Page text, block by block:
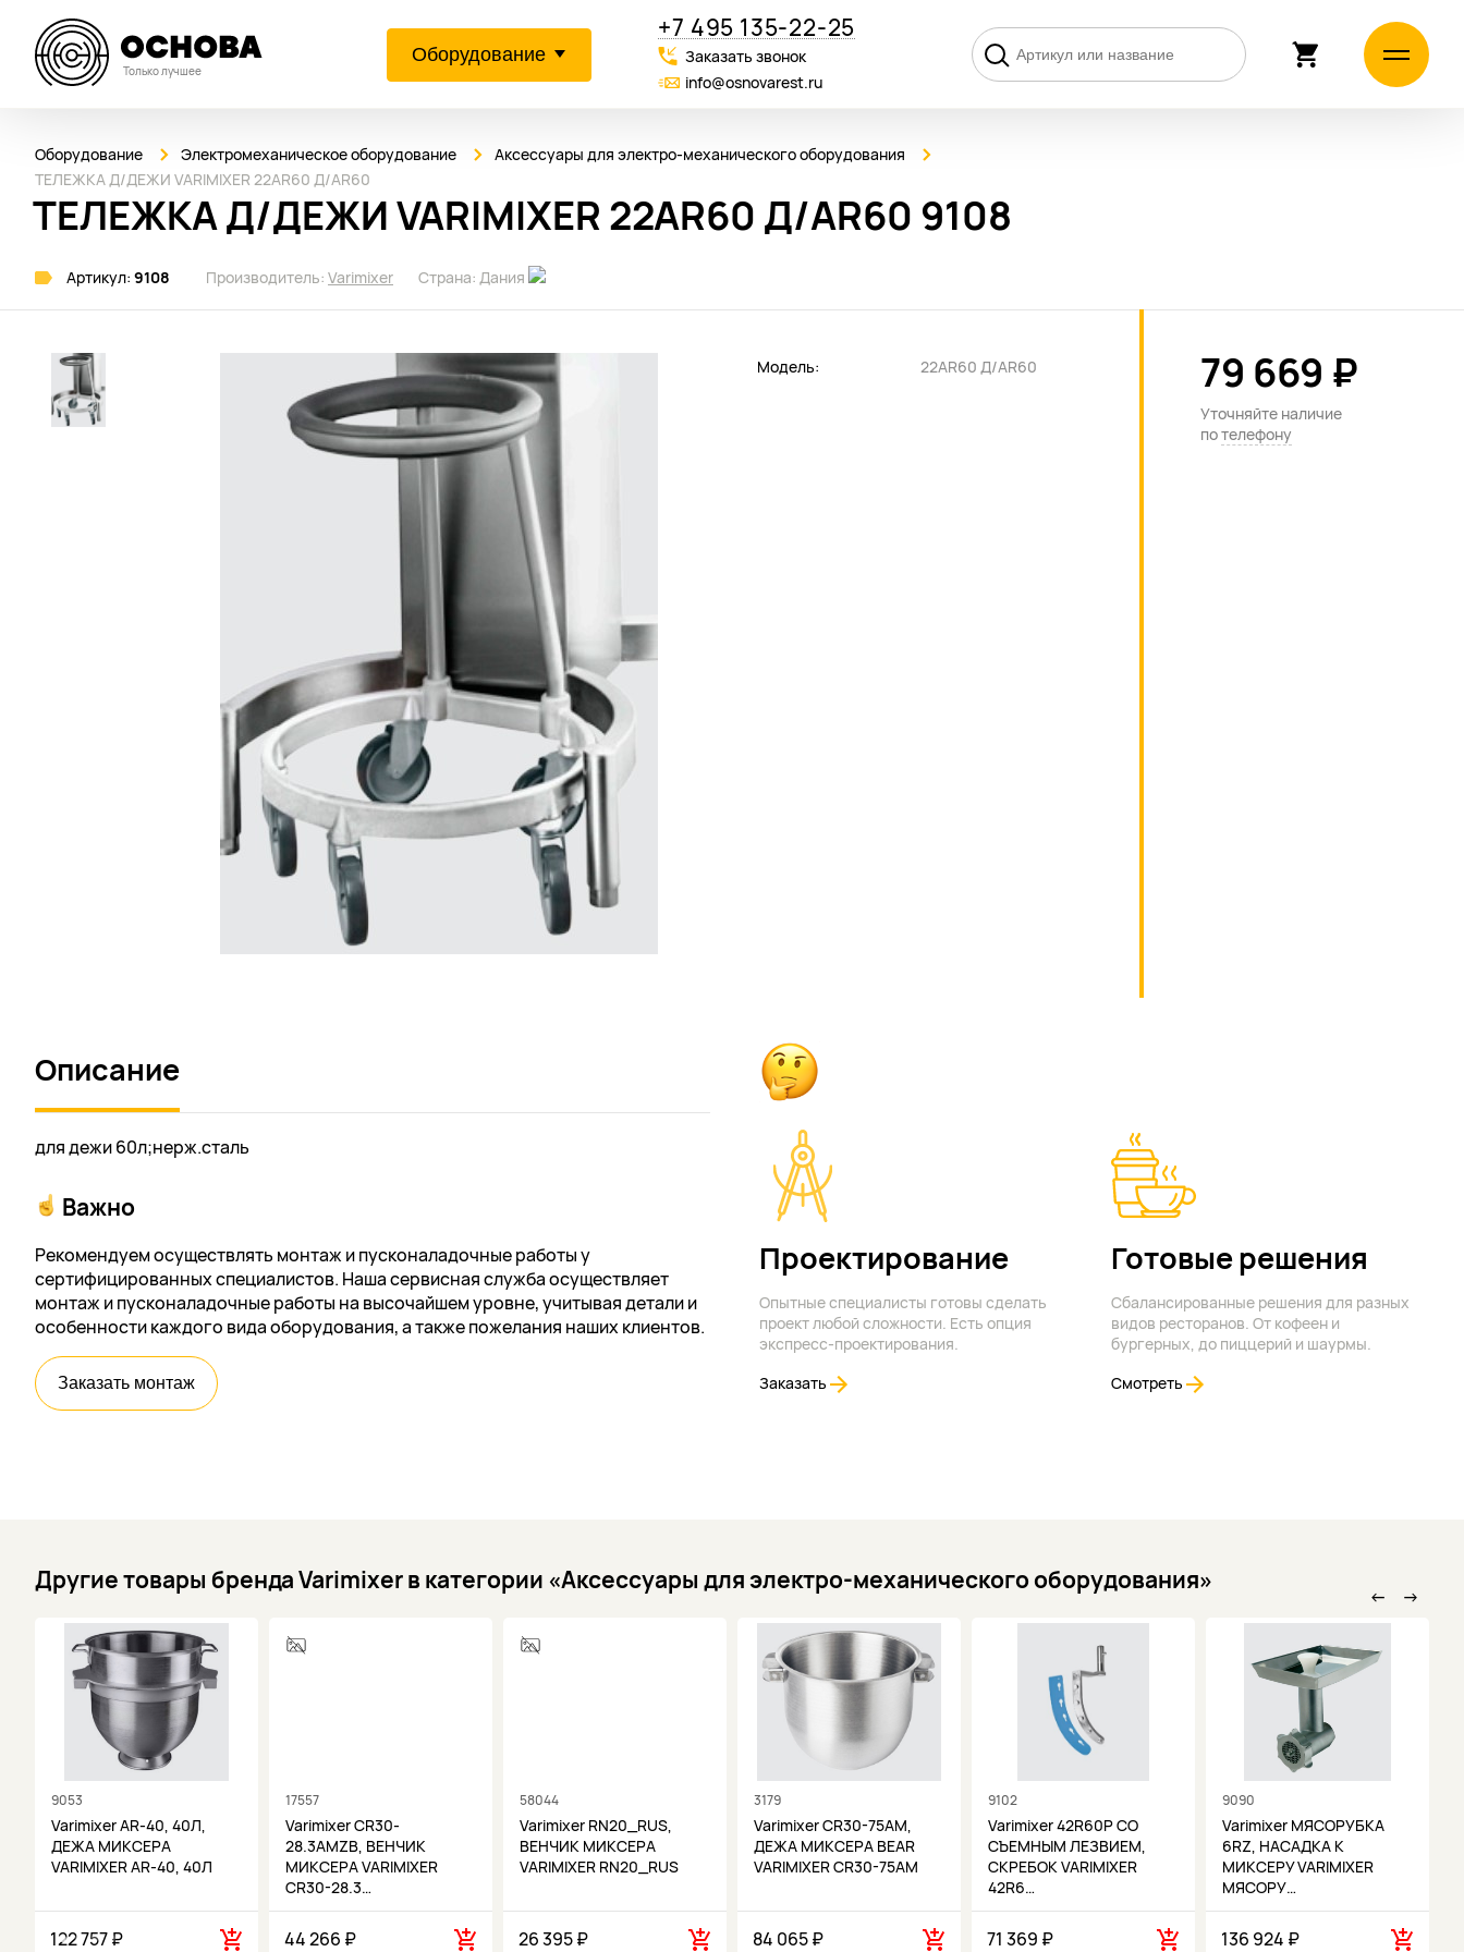
Только лучшее
Оборудование
+7 495 135-22-25
Заказать звонок
info@osnovarest.ru
Оборудование Электромеханическое оборудование
Аксессуары для электро-механического оборудования
ТЕЛЕЖКА Д/ДЕЖИ VARIMIXER 22AR60 Д/AR60
ТЕЛЕЖКА Д/ДЕЖИ VARIMIXER 22AR60 Д/AR60 9108
Артикул: 9108 Производитель: Varimixer Страна: Дания
Модель: 22AR60 Д/AR60 79 669 ₽
Уточняйте наличие
потелефону
Описание
для дежи 60л;нерж.сталь
Важно
Рекомендуем осуществлять монтаж и пусконаладочные работы у
сертифицированных специалистов. Наша сервисная служба осуществляет
монтаж и пусконаладочные работы на высочайшем уровне, учитывая детали и
особенности каждого вида оборудования, а также пожелания наших клиентов.
Заказать монтаж
Проектирование
Опытные специалисты готовы сделать
проект любой сложности. Есть опция
экспресс-проектирования.
Заказать
Готовые решения
Сбалансированные решения для разных
видов ресторанов. От кофеен и
бургерных, до пиццерий и шаурмы.
Смотреть
Другие товары бренда Varimixer в категории «Аксессуары для электро-механического оборудования»
←
9053
Varimixer AR-40, 40Л,
ДЕЖА МИКСЕРА
VARIMIXER AR-40, 40Л
122 757 ₽
17557
Varimixer CR30-
28.3AMZB, ВЕНЧИК
МИКСЕРА VARIMIXER
CR30-28.3…
44 266 ₽
58044
Varimixer RN20_RUS,
ВЕНЧИК МИКСЕРА
VARIMIXER RN20_RUS
26 395 ₽
3179
Varimixer CR30-75AM,
ДЕЖА МИКСЕРА BEAR
VARIMIXER CR30-75AM
84 065 ₽
9102
Varimixer 42R60P СО
СЪЕМНЫМ ЛЕЗВИЕМ,
СКРЕБОК VARIMIXER
42R6…
71 369 ₽
9090
Varimixer МЯСОРУБКА
6RZ, НАСАДКА К
МИКСЕРУ VARIMIXER
МЯСОРУ…
136 924 ₽
→